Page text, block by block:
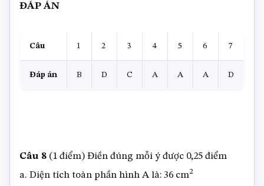
ĐÁP ÁN
Câu 1 2 3 4 5 6 7
Đáp án B D C A A A D
Câu 8 (1 điểm) Điền đúng mỗi ý được 0,25 điểm
a. Diện tích toàn phần hình A là: 36 cm2